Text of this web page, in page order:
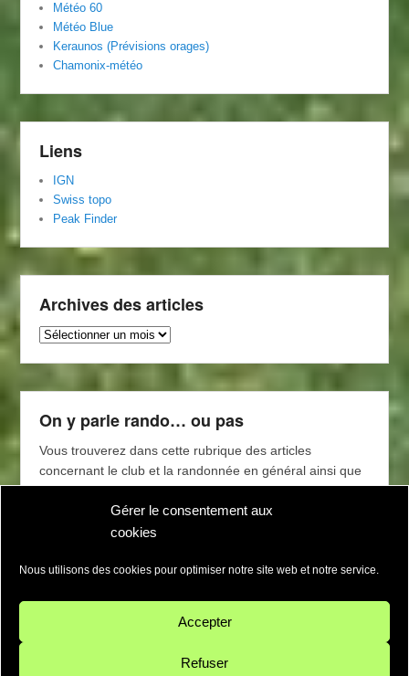
Gérer le consentement aux
cookies
Nous utilisons des cookies pour optimiser notre site web et notre service.
Accepter
Refuser
Météo 60
Météo Blue
Keraunos (Prévisions orages)
Chamonix-météo
Liens
IGN
Swiss topo
Peak Finder
Archives des articles
Archives
On y parle rando… ou pas
Vous trouverez dans cette rubrique des articles
concernant le club et la randonnée en général ainsi que
des conseils de lecture (magasines, livres) proposés par
l’équipe d’animation et les adhérents de l’association.